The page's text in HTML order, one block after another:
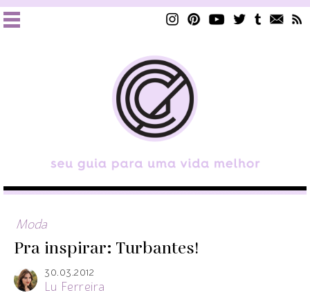
Moda
Pra inspirar: Turbantes!
30.03.2012
Lu Ferreira